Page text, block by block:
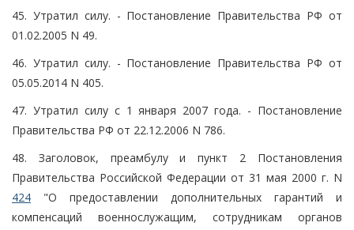
45. Утратил силу. - Постановление Правительства РФ от
01.02.2005 N 49.
46. Утратил силу. - Постановление Правительства РФ от
05.05.2014 N 405.
47. Утратил силу с 1 января 2007 года. - Постановление
Правительства РФ от 22.12.2006 N 786.
48. Заголовок, преамбулу и пункт 2 Постановления
Правительства Российской Федерации от 31 мая 2000 г. N
424 "О предоставлении дополнительных гарантий и
компенсаций военнослужащим, сотрудникам органов